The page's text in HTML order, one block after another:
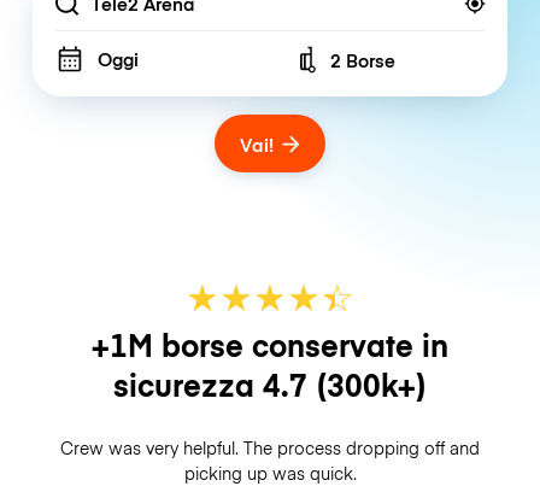
Location
Oggi Number of bags
2 Borse
Vai!
★★★★☆
★
+1M borse conservate in
sicurezza 4.7 (300k+)
Crew was very helpful. The process dropping off and
picking up was quick.